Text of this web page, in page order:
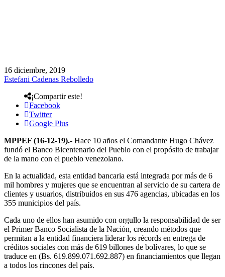
16 diciembre, 2019
Estefani Cadenas Rebolledo
¡Compartir este!
Facebook
Twitter
Google Plus
MPPEF (16-12-19).- Hace 10 años el Comandante Hugo Chávez
fundó el Banco Bicentenario del Pueblo con el propósito de trabajar
de la mano con el pueblo venezolano.
En la actualidad, esta entidad bancaria está integrada por más de 6
mil hombres y mujeres que se encuentran al servicio de su cartera de
clientes y usuarios, distribuidos en sus 476 agencias, ubicadas en los
355 municipios del país.
Cada uno de ellos han asumido con orgullo la responsabilidad de ser
el Primer Banco Socialista de la Nación, creando métodos que
permitan a la entidad financiera liderar los récords en entrega de
créditos sociales con más de 619 billones de bolívares, lo que se
traduce en (Bs. 619.899.071.692.887) en financiamientos que llegan
a todos los rincones del país.